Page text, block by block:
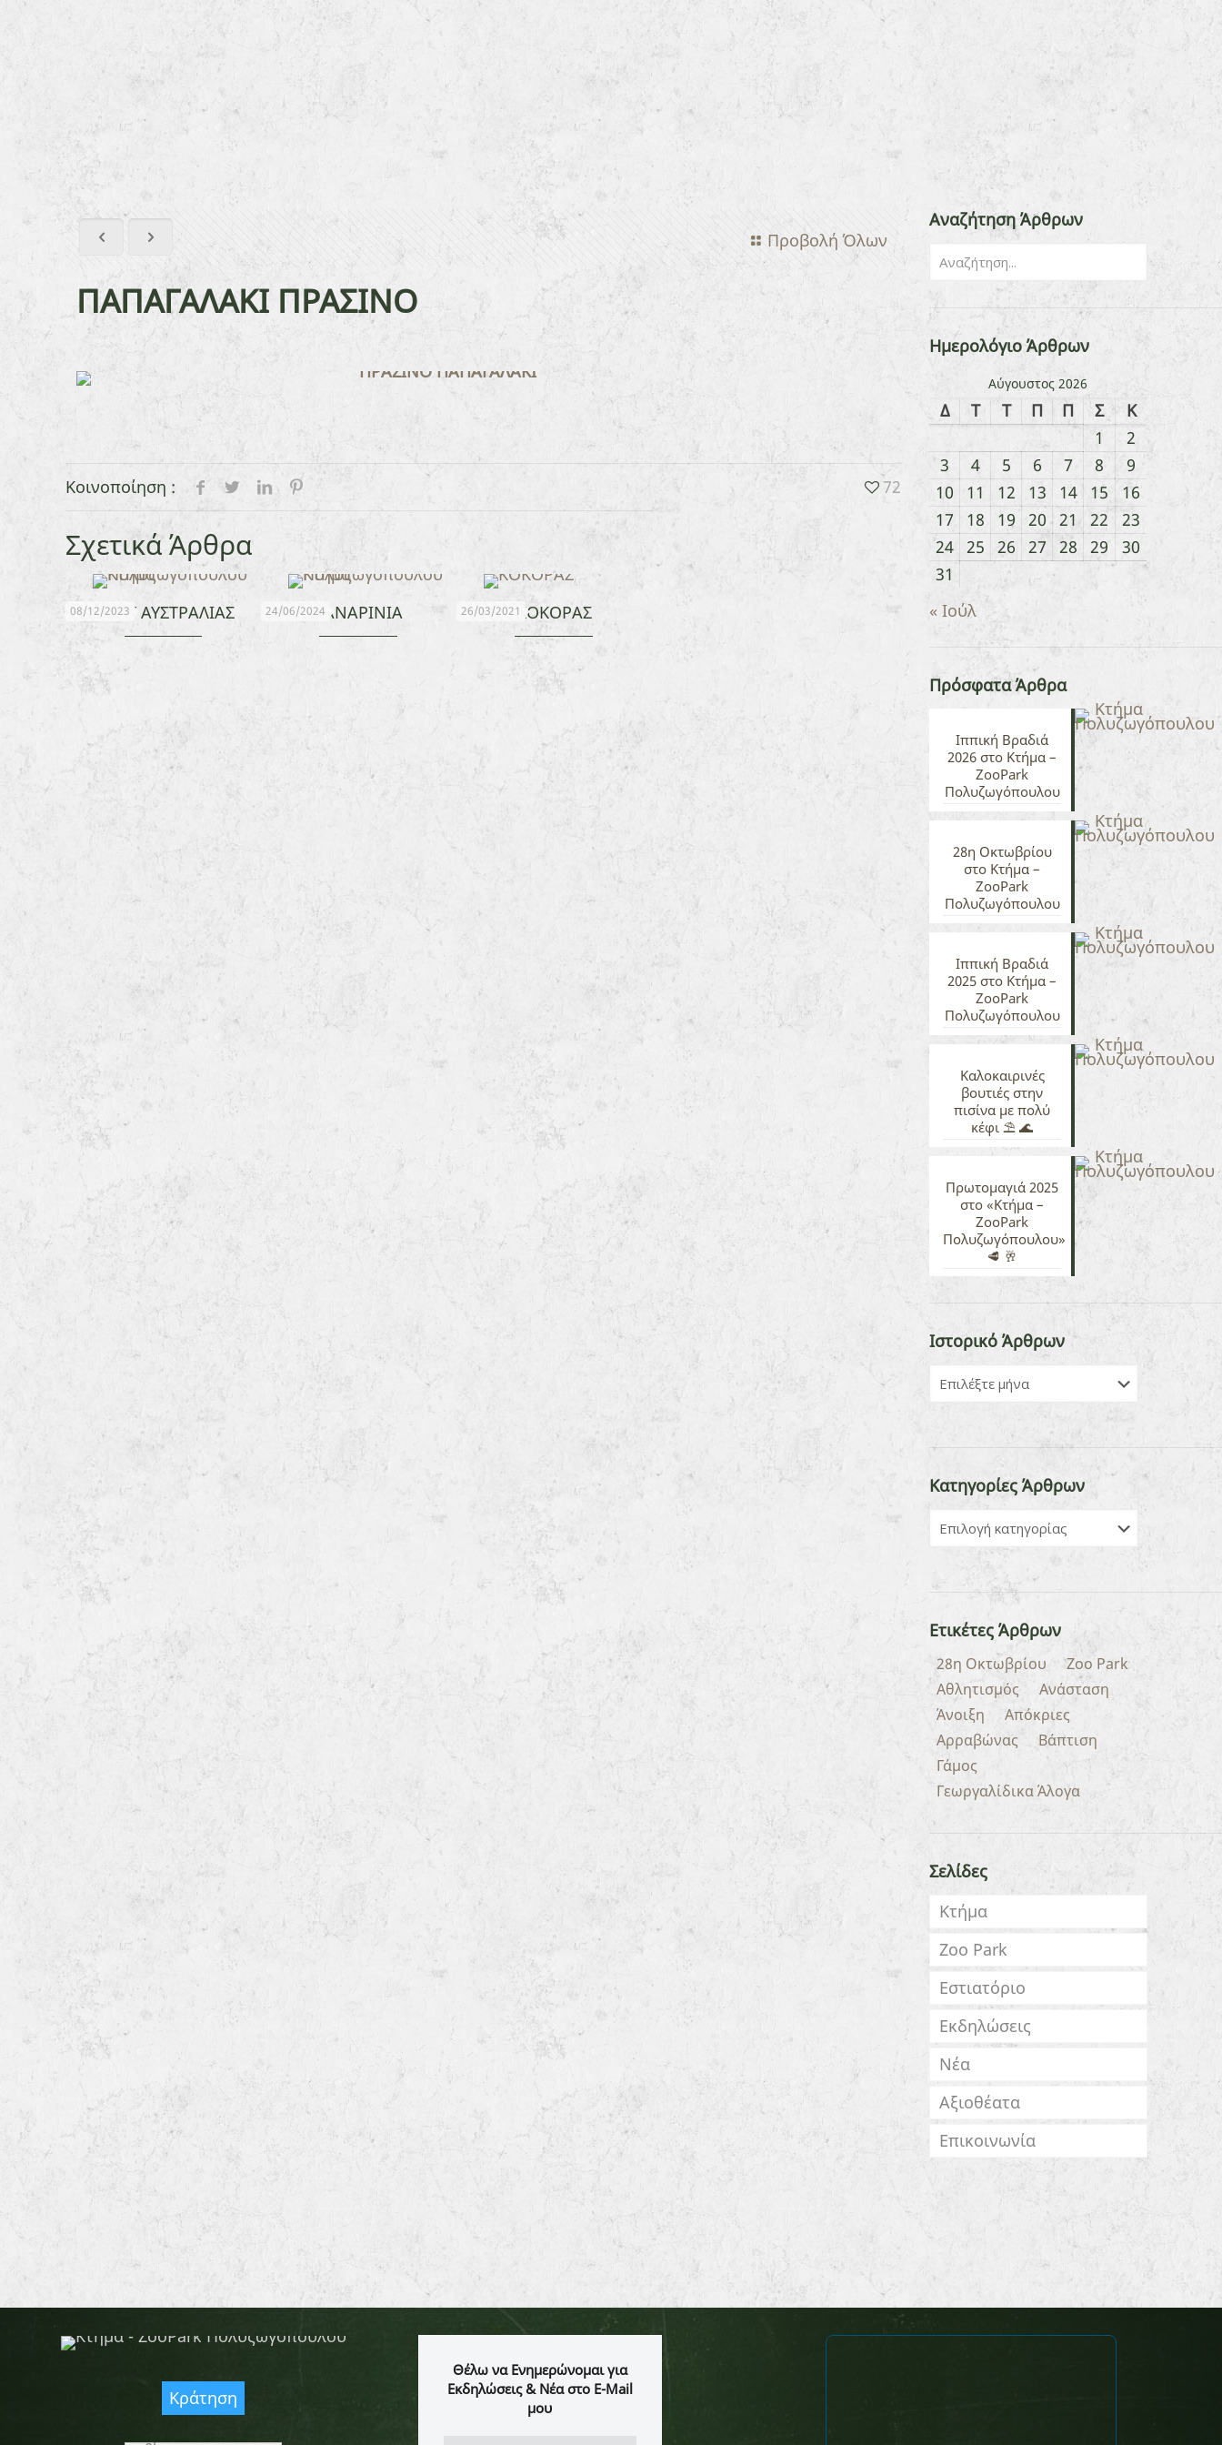
Προβολή Όλων
ΠΑΠΑΓΑΛΑΚΙ ΠΡΑΣΙΝΟ
Κοινοποίηση : 72
Σχετικά Άρθρα
08/12/2023
ΕΜΟΥ ΑΥΣΤΡΑΛΙΑΣ 24/06/2024ΚΑΝΑΡΙΝΙΑ 26/03/2021ΚΟΚΟΡΑΣ
Αναζήτηση Άρθρων
Ημερολόγιο Άρθρων
Αύγουστος 2026
Δ Τ Τ Π Π Σ
Κ
1
2
3
4 5 6 7 8
9
10
11 12 13 14 15
16
17
18 19 20 21 22
23
24 25 26 27 28 29
30
31
« Ιούλ
Πρόσφατα Άρθρα
Ιππική Βραδιά
2026 στο Κτήμα –
ZooPark
Πολυζωγόπουλου
28η Οκτωβρίου
στο Κτήμα –
ZooPark
Πολυζωγόπουλου
Ιππική Βραδιά
2025 στο Κτήμα –
ZooPark
Πολυζωγόπουλου
Καλοκαιρινές
βουτιές στην
πισίνα με πολύ
κέφι ⛱️ 🌊
Πρωτομαγιά 2025
στο «Κτήμα –
ZooPark
Πολυζωγόπουλου»
🥩 🥂
Ιστορικό Άρθρων
Κατηγορίες Άρθρων
Ετικέτες Άρθρων
28η Οκτωβρίου
Zoo Park
Αθλητισμός
Ανάσταση
Άνοιξη
Απόκριες
Αρραβώνας
Βάπτιση
Γάμος
Γεωργαλίδικα Άλογα
Σελίδες
Κτήμα
Zoo Park
Εστιατόριο
Εκδηλώσεις
Νέα
Αξιοθέατα
Επικοινωνία
Κράτηση
Θέλω να Ενημερώνομαι για
Εκδηλώσεις & Νέα στο E-Mail
μου